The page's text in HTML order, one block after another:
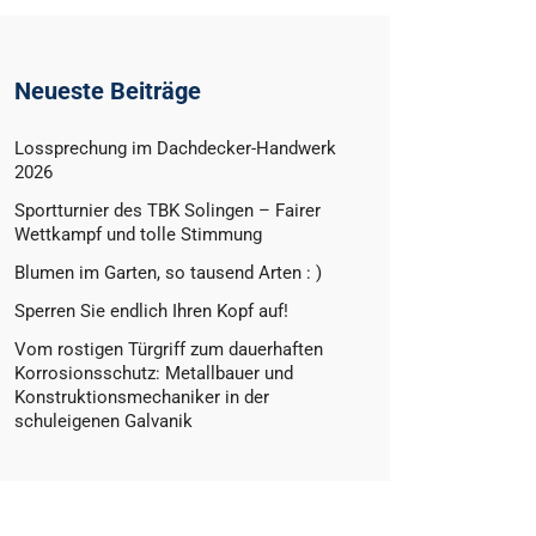
Neueste Beiträge
Lossprechung im Dachdecker-Handwerk
2026
Sportturnier des TBK Solingen – Fairer
Wettkampf und tolle Stimmung
Blumen im Garten, so tausend Arten : )
Sperren Sie endlich Ihren Kopf auf!
Vom rostigen Türgriff zum dauerhaften
Korrosionsschutz: Metallbauer und
Konstruktionsmechaniker in der
schuleigenen Galvanik